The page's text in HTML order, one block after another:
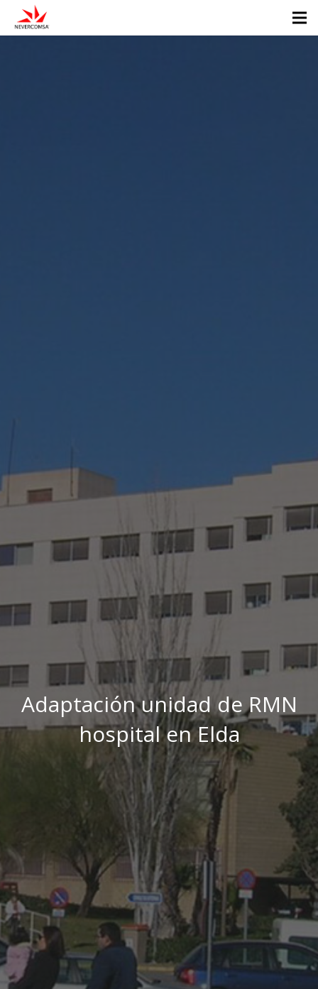
Adaptación unidad de RMN
hospital en Elda